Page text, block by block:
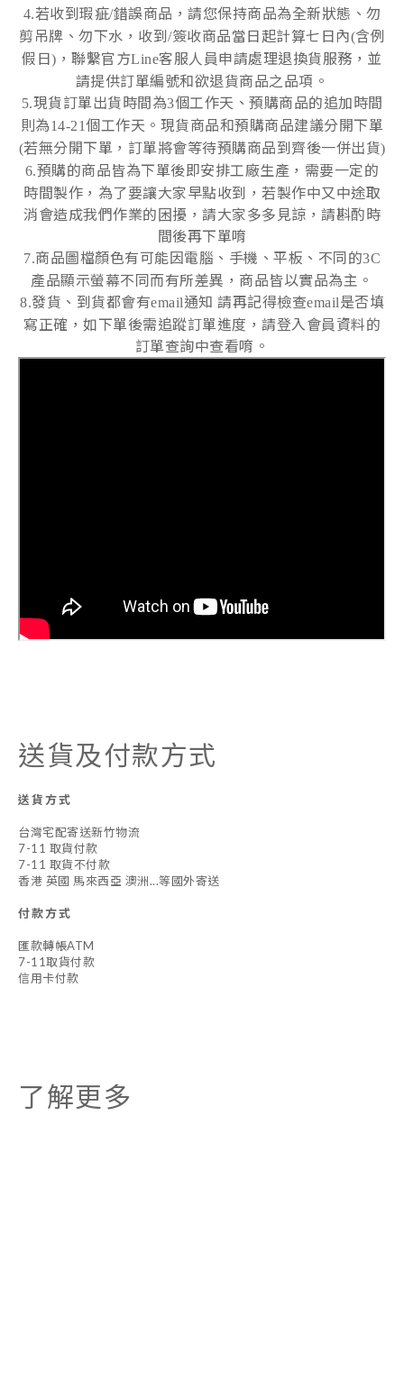
4.若收到瑕疵/錯誤商品，請您保持商品為全新狀態、勿
剪吊牌、勿下水，收到/簽收商品當日起計算七日內(含例
假日) ，聯繫官方Line客服人員申請處理退換貨服務，並
請提供訂單編號和欲退貨商品之品項。
5.現貨訂單出貨時間為3個工作天、預購商品的追加時間
則為14-21 個工作天。現貨商品和預購商品建議分開下單
(若無分開下單，訂單將會等待預購商品到齊後一併出貨)
6.預購的商品皆為下單後即安排工廠生產，需要一定的
時間製作，為了要讓大家早點收到，若製作中又中途取
消會造成我們作業的困擾，請大家多多見諒，請斟酌時
間後再下單唷
7.商品圖檔顏色有可能因電腦、手機、平板、不同的3C
產品顯示螢幕不同而有所差異，商品皆以實品為主。
8.發貨、到貨都會有email通知 請再記得檢查email是否填
寫正確，如下單後需追蹤訂單進度，請登入會員資料的
訂單查詢中查看唷。
送貨及付款方式
送貨方式
台灣宅配寄送新竹物流
7-11 取貨付款
7-11 取貨不付款
香港 英國 馬來西亞 澳洲...等國外寄送
付款方式
匯款轉帳ATM
7-11取貨付款
信用卡付款
了解更多